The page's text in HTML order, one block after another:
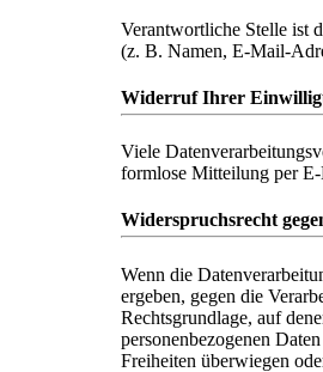
Verantwortliche Stelle ist
(z. B. Namen, E-Mail-
Widerruf Ihrer
Viele
formlose Mitteilung per
Widerspruchsrecht
Wenn die
ergeben, gegen die
Rechtsgrundlage, auf
personenbezogenen
Freiheiten überwiegen